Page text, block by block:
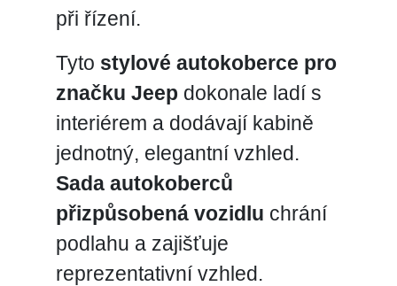
při řízení.
Tyto stylové autokoberce pro
značku Jeep dokonale ladí s
interiérem a dodávají kabině
jednotný, elegantní vzhled.
Sada autokoberců
přizpůsobená vozidlu chrání
podlahu a zajišťuje
reprezentativní vzhled.